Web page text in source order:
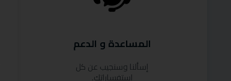
المساعدة و الدعم
إسألنا وسنجيب عن كل
استفساراتك.